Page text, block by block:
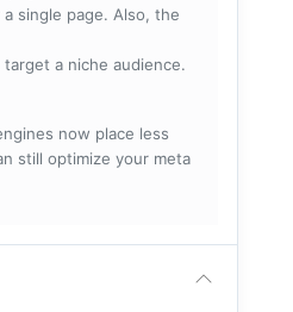
single page. Also, the
a niche audience.
now place less
still optimize your meta